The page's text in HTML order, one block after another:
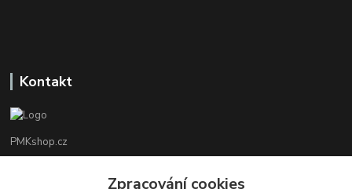
Kontakt
PMKshop.cz
+420 728 830 042Zpracování cookies